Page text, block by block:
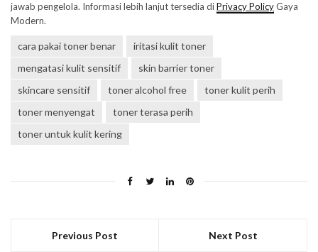
jawab pengelola. Informasi lebih lanjut tersedia diPrivacy PolicyGaya
Modern.
cara pakai toner benar
iritasi kulit toner
mengatasi kulit sensitif
skin barrier toner
skincare sensitif
toner alcohol free
toner kulit perih
toner menyengat
toner terasa perih
toner untuk kulit kering
Previous Post Next Post